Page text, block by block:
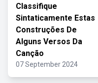
Classifique
Sintaticamente Estas
Construções De
Alguns Versos Da
Canção
07 September 2024